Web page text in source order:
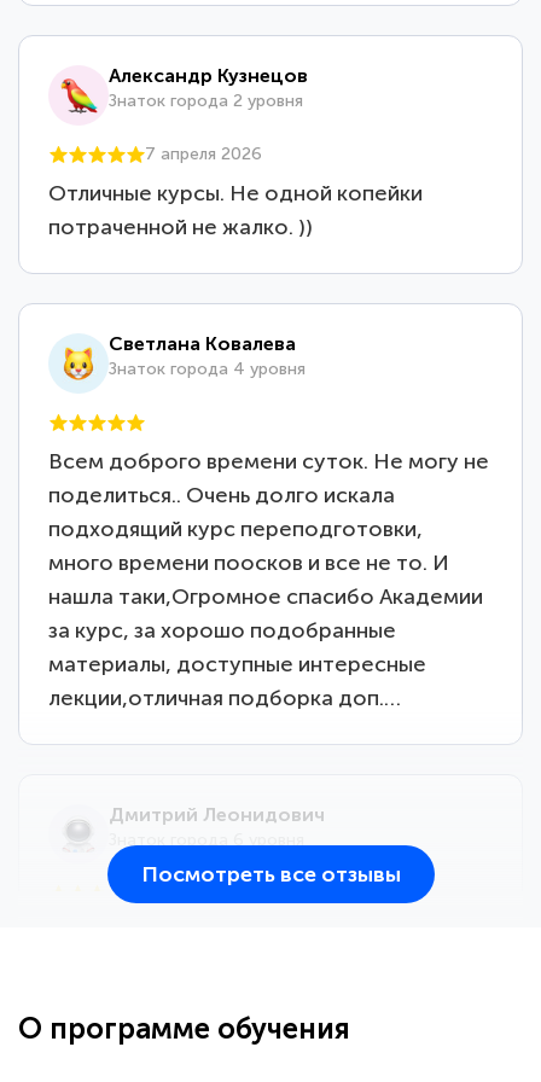
Александр Кузнецов
Знаток города 2 уровня
7 апреля 2026
Отличные курсы. Не одной копейки
потраченной не жалко. ))
Светлана Ковалева
Знаток города 4 уровня
Всем доброго времени суток. Не могу не
поделиться.. Очень долго искала
подходящий курс переподготовки,
много времени поосков и все не то. И
нашла таки,Огромное спасибо Академии
за курс, за хорошо подобранные
материалы, доступные интересные
лекции,отличная подборка доп.…
Дмитрий Леонидович
большое количество методических
Посмотреть все отзывы
О программе обучения